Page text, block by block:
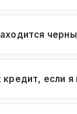
кредит, если